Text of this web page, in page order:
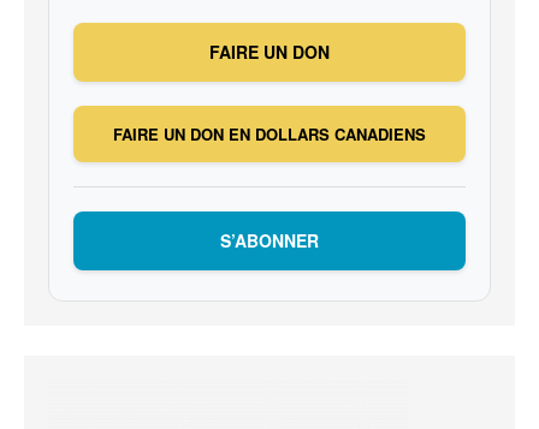
FAIRE UN DON
FAIRE UN DON EN DOLLARS CANADIENS
S’ABONNER